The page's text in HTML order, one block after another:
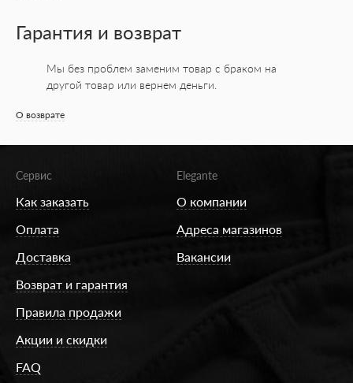
Гарантия и возврат
Мы без проблем заменим товар с браком на
другой товар или вернем деньги.
О возврате
Сервис
Как заказать
Оплата
Доставка
Возврат и гарантия
Правила продажи
Акции и скидки
FAQ
Elegante
О компании
Адреса магазинов
Вакансии